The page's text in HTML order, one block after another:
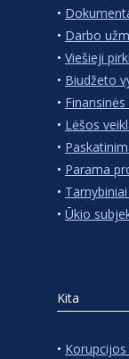
•
• Darbo
• Viešieji
• Biudžeto
•
• Lėšos
•
• Parama
•
• Ūkio
Kita
•